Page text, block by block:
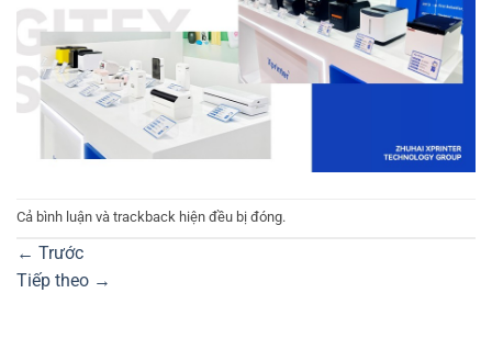
Cả bình luận và trackback hiện đều bị đóng.
← Trước
Tiếp theo →